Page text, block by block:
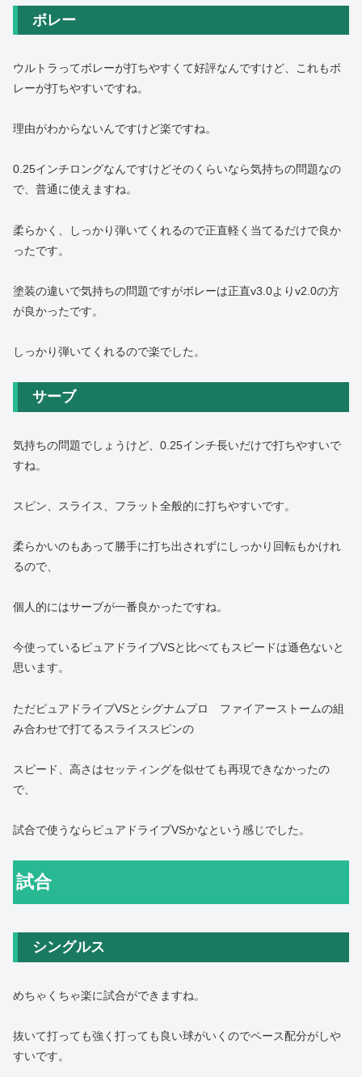
ボレー
ウルトラってボレーが打ちやすくて好評なんですけど、これもボ
レーが打ちやすいですね。
理由がわからないんですけど楽ですね。
0.25インチロングなんですけどそのくらいなら気持ちの問題なの
で、普通に使えますね。
柔らかく、しっかり弾いてくれるので正直軽く当てるだけで良か
ったです。
塗装の違いで気持ちの問題ですがボレーは正直v3.0よりv2.0の方
が良かったです。
しっかり弾いてくれるので楽でした。
サーブ
気持ちの問題でしょうけど、0.25インチ長いだけで打ちやすいで
すね。
スピン、スライス、フラット全般的に打ちやすいです。
柔らかいのもあって勝手に打ち出されずにしっかり回転もかけれ
るので、
個人的にはサーブが一番良かったですね。
今使っているピュアドライブVSと比べてもスピードは遜色ないと
思います。
ただピュアドライブVSとシグナムプロ ファイアーストームの組
み合わせで打てるスライススピンの
スピード、高さはセッティングを似せても再現できなかったの
で、
試合で使うならピュアドライブVSかなという感じでした。
試合
シングルス
めちゃくちゃ楽に試合ができますね。
抜いて打っても強く打っても良い球がいくのでペース配分がしや
すいです。